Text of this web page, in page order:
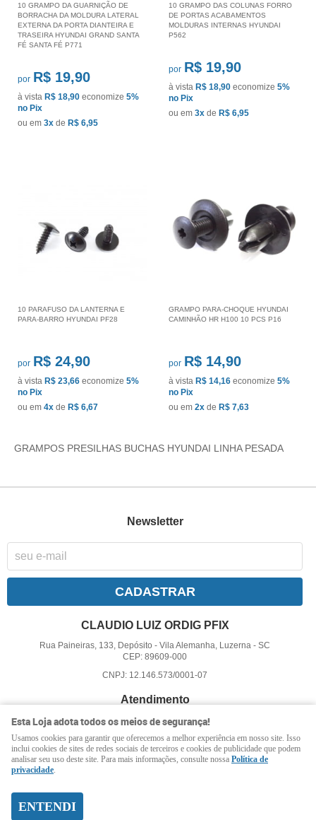
10 GRAMPO DA GUARNIÇÃO DE
BORRACHA DA MOLDURA LATERAL
EXTERNA DA PORTA DIANTEIRA E
TRASEIRA HYUNDAI GRAND SANTA
FÉ SANTA FÉ P771
por R$ 19,90
à vista R$ 18,90 economize 5%
no Pix
ou em 3x de R$ 6,95
10 GRAMPO DAS COLUNAS FORRO
DE PORTAS ACABAMENTOS
MOLDURAS INTERNAS HYUNDAI
P562
por R$ 19,90
à vista R$ 18,90 economize 5%
no Pix
ou em 3x de R$ 6,95
10 PARAFUSO DA LANTERNA E
PARA-BARRO HYUNDAI PF28
por R$ 24,90
à vista R$ 23,66 economize 5%
no Pix
ou em 4x de R$ 6,67
GRAMPO PARA-CHOQUE HYUNDAI
CAMINHÃO HR H100 10 PCS P16
por R$ 14,90
à vista R$ 14,16 economize 5%
no Pix
ou em 2x de R$ 7,63
GRAMPOS PRESILHAS BUCHAS HYUNDAI LINHA PESADA
Newsletter
CADASTRAR
CLAUDIO LUIZ ORDIG PFIX
Rua Paineiras, 133, Depósito -Vila Alemanha, Luzerna -SC
CEP: 89609-000
CNPJ: 12.146.573/0001-07
Atendimento
(49)99800-3128
(49)99800-3128(WhatsApp)
8:00 - 17:00
LOJA VIRTUAL CRIADA POR
Esta Loja adota todos os meios de segurança!
Usamos cookies para garantir que oferecemos a melhor experiência em nosso site. Isso
inclui cookies de sites de redes sociais de terceiros e cookies de publicidade que podem
analisar seu uso deste site. Para mais informações, consulte nossa Política de
privacidade.
ENTENDI